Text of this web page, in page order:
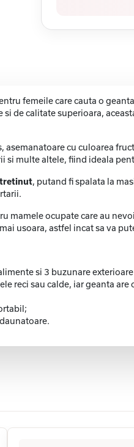
femeile care cauta o
de calitate superioara,
asemanatoare cu culoarea
multe altele, fiind ideala
, putand fi spalata la
ocupate care au
usoara, astfel incat sa va
si 3 buzunare
reci sau calde, iar geanta